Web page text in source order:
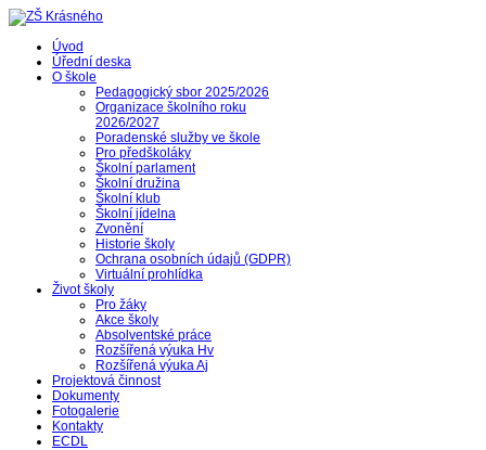
Úvod
Úřední deska
O škole
Pedagogický sbor 2025/2026
Organizace školního roku
2026/2027
Poradenské služby ve škole
Pro předškoláky
Školní parlament
Školní družina
Školní klub
Školní jídelna
Zvonění
Historie školy
Ochrana osobních údajů (GDPR)
Virtuální prohlídka
Život školy
Pro žáky
Akce školy
Absolventské práce
Rozšířená výuka Hv
Rozšířená výuka Aj
Projektová činnost
Dokumenty
Fotogalerie
Kontakty
ECDL